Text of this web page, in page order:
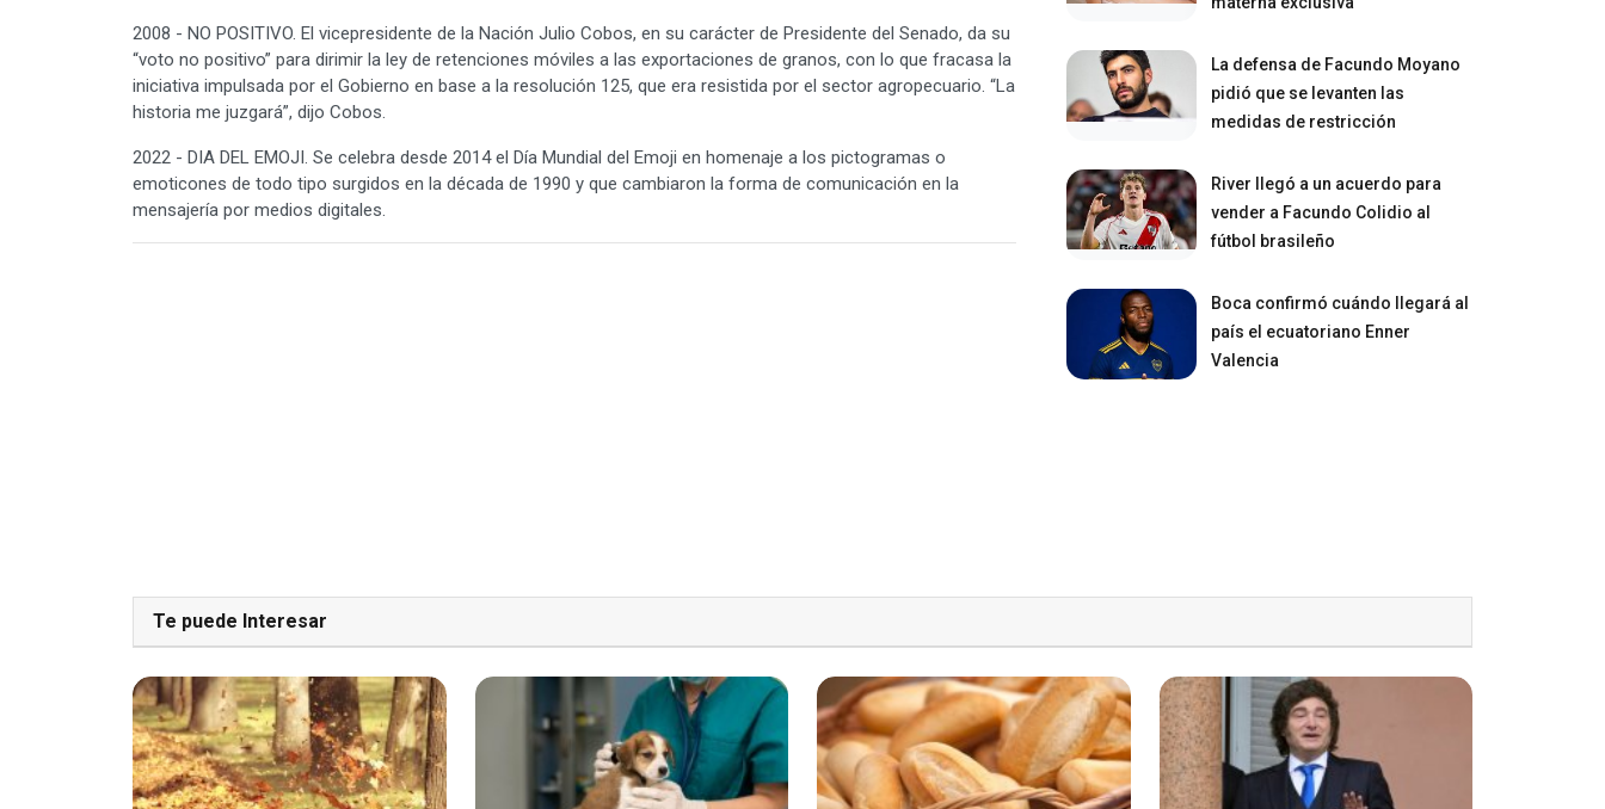
2008 - NO POSITIVO. El vicepresidente de la Nación Julio Cobos, en su carácter de Presidente del Senado, da su
“voto no positivo” para dirimir la ley de retenciones móviles a las exportaciones de granos, con lo que fracasa la
iniciativa impulsada por el Gobierno en base a la resolución 125, que era resistida por el sector agropecuario. “La
historia me juzgará”, dijo Cobos.
2022 - DIA DEL EMOJI. Se celebra desde 2014 el Día Mundial del Emoji en homenaje a los pictogramas o
emoticones de todo tipo surgidos en la década de 1990 y que cambiaron la forma de comunicación en la
mensajería por medios digitales.
La defensa de Facundo Moyano
pidió que se levanten las
medidas de restricción
River llegó a un acuerdo para
vender a Facundo Colidio al
fútbol brasileño
Boca confirmó cuándo llegará al
país el ecuatoriano Enner
Valencia
Te puede Interesar